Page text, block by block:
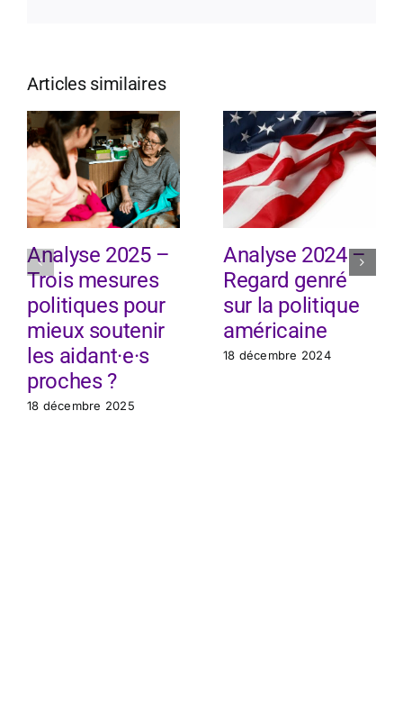
Articles similaires
Analyse 2025 –
Trois mesures
politiques pour
mieux soutenir
les aidant·e·s
proches ?
18 décembre 2025
Analyse 2024 –
Regard genré
sur la politique
américaine
18 décembre 2024